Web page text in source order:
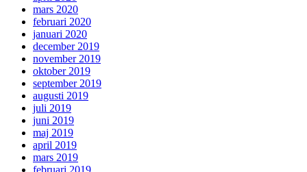
mars 2020
februari 2020
januari 2020
december 2019
november 2019
oktober 2019
september 2019
augusti 2019
juli 2019
juni 2019
maj 2019
april 2019
mars 2019